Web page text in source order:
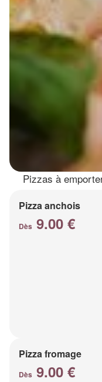
Pizzas à
Pizza anchois
Dès 9.00 €
Pizza fromage
Dès 9.00 €